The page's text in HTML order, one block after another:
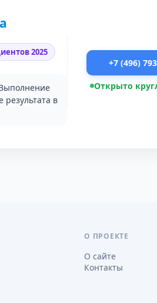
2025
в
+7 (496)
Открыто
О ПРОЕКТЕ
О сайте
Контакты